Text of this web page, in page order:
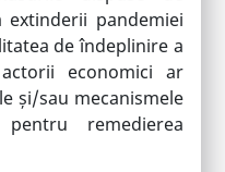
pandemiei
de îndeplinire a
economici ar
și/sau mecanismele
remedierea